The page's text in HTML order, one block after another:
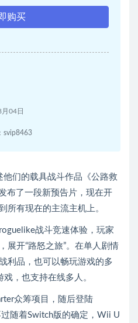
购买
04日
svip8463
们的载具战斗作品《公路救
布了一段新预告片，现在开
所有现在的主流主机上。
战斗竞速体验，玩家
展开“路怒之旅”。在单人剧情
利品，也可以畅玩游戏的多
，也支持在线多人。
众筹项目，随后登陆
随着Switch版的确定，Wii U